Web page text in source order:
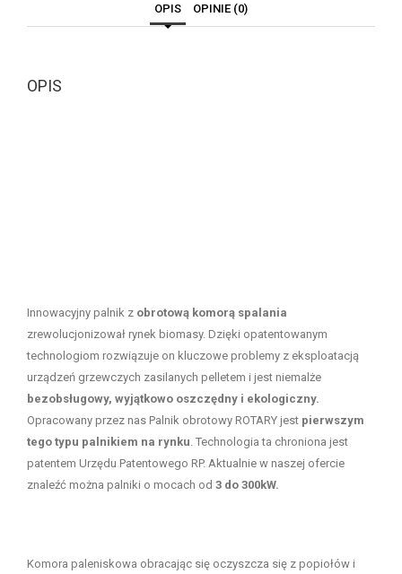
OPIS OPINIE (0)
OPIS
Innowacyjny palnik z obrotową komorą spalania
zrewolucjonizował rynek biomasy. Dzięki opatentowanym
technologiom rozwiązuje on kluczowe problemy z eksploatacją
urządzeń grzewczych zasilanych pelletem i jest niemalże
bezobsługowy, wyjątkowo oszczędny i ekologiczny.
Opracowany przez nas Palnik obrotowy ROTARY jest pierwszym
tego typu palnikiem na rynku . Technologia ta chroniona jest
patentem Urzędu Patentowego RP. Aktualnie w naszej ofercie
znaleźć można palniki o mocach od 3 do 300kW.
Komora paleniskowa obracając się oczyszcza się z popiołów i